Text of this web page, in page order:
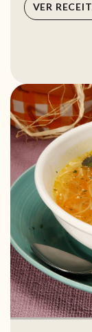
VER